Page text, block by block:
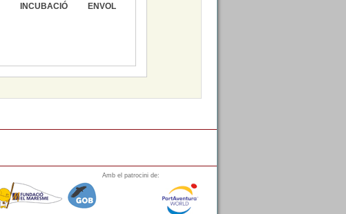
INCUBACIÓ ENVOL
Amb el patrocini de: